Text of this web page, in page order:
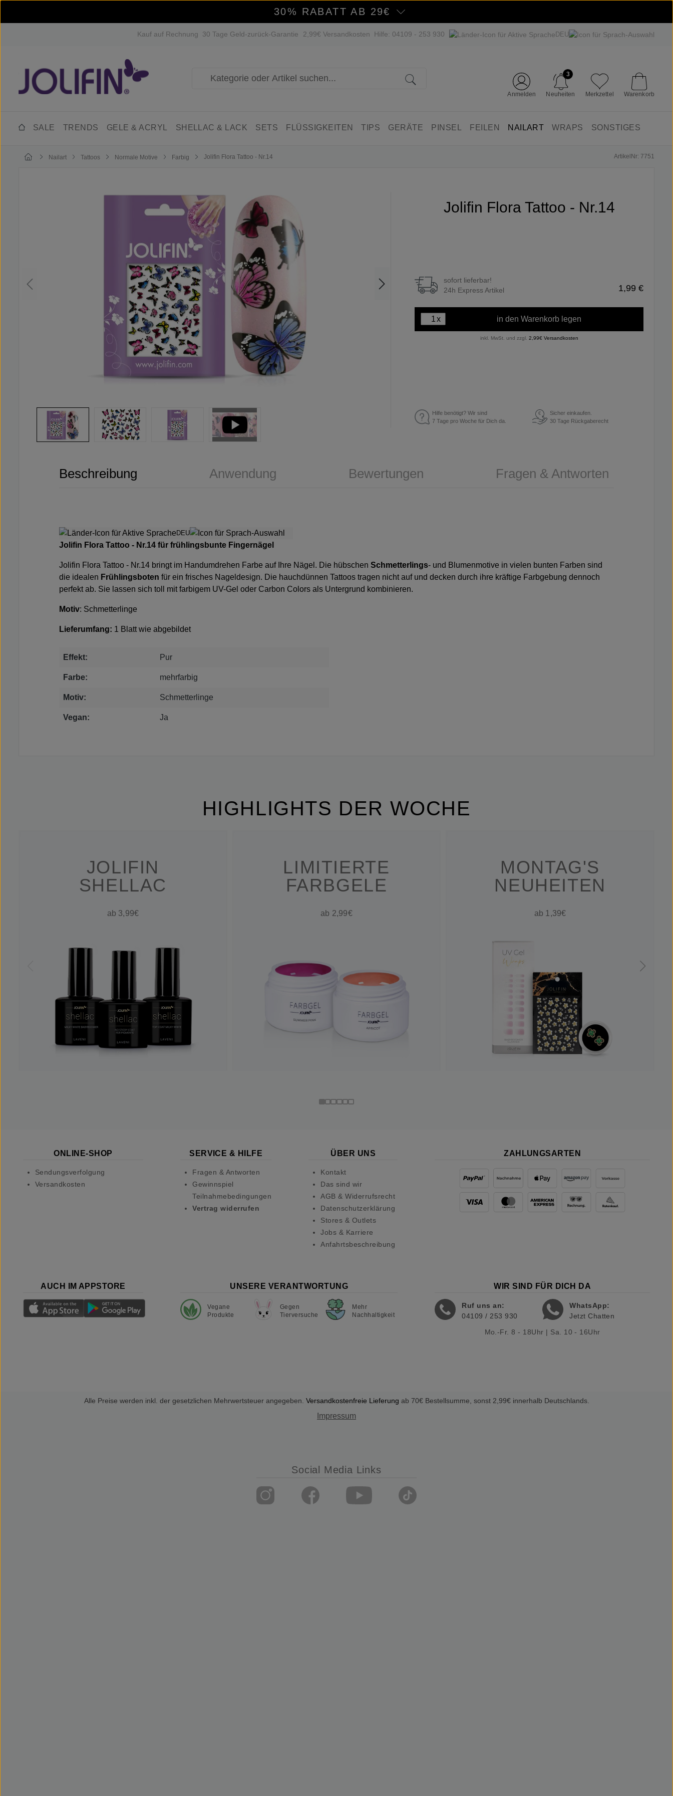
30% RABATT AB 29€
Kauf auf Rechnung 30 Tage Geld-zurück-Garantie 2,99€ Versandkosten Hilfe: 04109 - 253 930 DEU
Anmelden Neuheiten
3
Merkzettel Warenkorb
SALE TRENDS GELE & ACRYL SHELLAC & LACK SETS FLÜSSIGKEITEN TIPS GERÄTE PINSEL FEILEN NAILART WRAPS SONSTIGES
Nailart Tattoos Normale Motive Farbig Jolifin Flora Tattoo - Nr.14 ArtikelNr: 7751
Jolifin Flora Tattoo - Nr.14
sofort lieferbar!
24h Express Artikel
1,99 €
x in den Warenkorb legen
inkl. MwSt. und zzgl. 2,99€ Versandkosten
Hilfe benötigt? Wir sind
7 Tage pro Woche für Dich da.
€
Sicher einkaufen.
30 Tage Rückgaberecht
Beschreibung Anwendung Bewertungen Fragen & Antworten
DEU
Jolifin Flora Tattoo - Nr.14 für frühlingsbunte Fingernägel
Jolifin Flora Tattoo - Nr.14 bringt im Handumdrehen Farbe auf Ihre Nägel. Die hübschen Schmetterlings- und Blumenmotive in vielen bunten Farben sind
die idealen Frühlingsboten für ein frisches Nageldesign. Die hauchdünnen Tattoos tragen nicht auf und decken durch ihre kräftige Farbgebung dennoch
perfekt ab. Sie lassen sich toll mit farbigem UV-Gel oder Carbon Colors als Untergrund kombinieren.
Motiv: Schmetterlinge
Lieferumfang: 1 Blatt wie abgebildet
Effekt: Pur
Farbe: mehrfarbig
Motiv: Schmetterlinge
Vegan: Ja
HIGHLIGHTS DER WOCHE
JOLIFIN
SHELLAC
ab 3,99€
LIMITIERTE
FARBGELE
ab 2,99€
MONTAG'S
NEUHEITEN
ab 1,39€
ONLINE-SHOP
Sendungsverfolgung
Versandkosten
SERVICE & HILFE
Fragen & Antworten
Gewinnspiel
Teilnahmebedingungen
Vertrag widerrufen
ÜBER UNS
Kontakt
Das sind wir
AGB & Widerrufsrecht
Datenschutzerklärung
Stores & Outlets
Jobs & Karriere
Anfahrtsbeschreibung
ZAHLUNGSARTEN
AUCH IM APPSTORE UNSERE VERANTWORTUNG
Vegane
Produkte
Gegen
Tierversuche
Mehr
Nachhaltigkeit
WIR SIND FÜR DICH DA
Ruf uns an:
04109 / 253 930
WhatsApp:
Jetzt Chatten
Mo.-Fr. 8 - 18Uhr | Sa. 10 - 16Uhr
Alle Preise werden inkl. der gesetzlichen Mehrwertsteuer angegeben. Versandkostenfreie Lieferung ab 70€ Bestellsumme, sonst 2,99€ innerhalb Deutschlands.
Impressum
Social Media Links